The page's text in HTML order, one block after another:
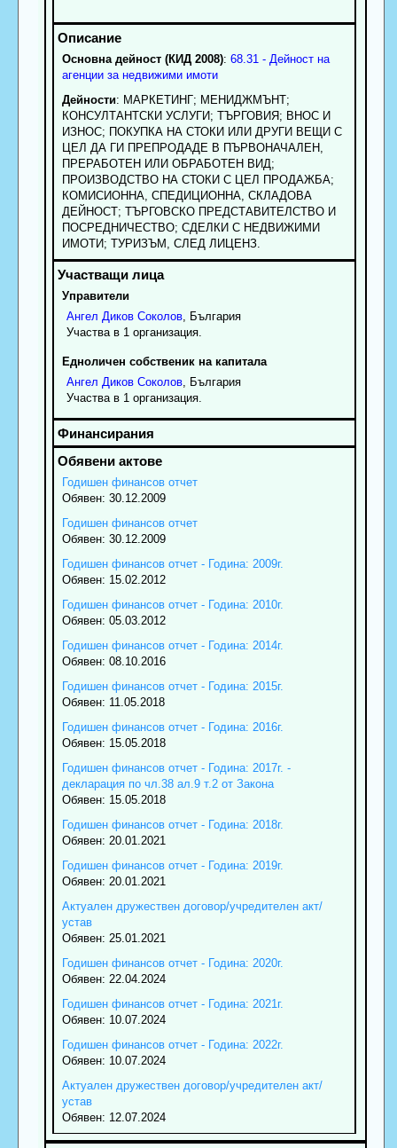
Основна дейност (КИД 2008): 68.31 - Дейност на
агенции за недвижими имоти
Дейности: МАРКЕТИНГ; МЕНИДЖМЪНТ;
КОНСУЛТАНТСКИ УСЛУГИ; ТЪРГОВИЯ; ВНОС И
ИЗНОС; ПОКУПКА НА СТОКИ ИЛИ ДРУГИ ВЕЩИ С
ЦЕЛ ДА ГИ ПРЕПРОДАДЕ В ПЪРВОНАЧАЛЕН,
ПРЕРАБОТЕН ИЛИ ОБРАБОТЕН ВИД;
ПРОИЗВОДСТВО НА СТОКИ С ЦЕЛ ПРОДАЖБА;
КОМИСИОННА, СПЕДИЦИОННА, СКЛАДОВА
ДЕЙНОСТ; ТЪРГОВСКО ПРЕДСТАВИТЕЛСТВО И
ПОСРЕДНИЧЕСТВО; СДЕЛКИ С НЕДВИЖИМИ
ИМОТИ; ТУРИЗЪМ, СЛЕД ЛИЦЕНЗ.
Управители
Ангел Диков Соколов, България
Участва в 1 организация.
Едноличен собственик на капитала
Ангел Диков Соколов, България
Участва в 1 организация.
Годишен финансов отчет
Обявен: 30.12.2009
Годишен финансов отчет
Обявен: 30.12.2009
Годишен финансов отчет - Година: 2009г.
Обявен: 15.02.2012
Годишен финансов отчет - Година: 2010г.
Обявен: 05.03.2012
Годишен финансов отчет - Година: 2014г.
Обявен: 08.10.2016
Годишен финансов отчет - Година: 2015г.
Обявен: 11.05.2018
Годишен финансов отчет - Година: 2016г.
Обявен: 15.05.2018
Годишен финансов отчет - Година: 2017г. -
декларация по чл.38 ал.9 т.2 от Закона
Обявен: 15.05.2018
Годишен финансов отчет - Година: 2018г.
Обявен: 20.01.2021
Годишен финансов отчет - Година: 2019г.
Обявен: 20.01.2021
Актуален дружествен договор/учредителен акт/
устав
Обявен: 25.01.2021
Годишен финансов отчет - Година: 2020г.
Обявен: 22.04.2024
Годишен финансов отчет - Година: 2021г.
Обявен: 10.07.2024
Годишен финансов отчет - Година: 2022г.
Обявен: 10.07.2024
Актуален дружествен договор/учредителен акт/
устав
Обявен: 12.07.2024